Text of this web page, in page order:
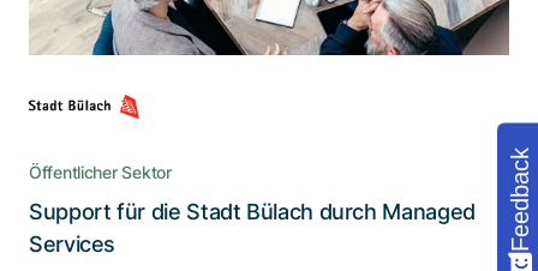
Lesen Sie die Story
Öffentlicher Sektor
Support für die Stadt Bülach durch Managed
Services
Feedback